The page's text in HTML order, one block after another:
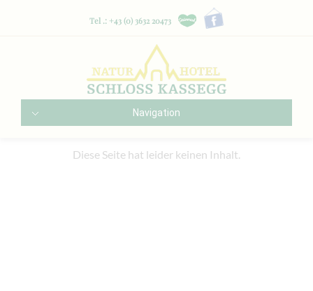
Tel .: +43 (0) 3632 20473
Navigation
Diese Seite hat leider keinen Inhalt.